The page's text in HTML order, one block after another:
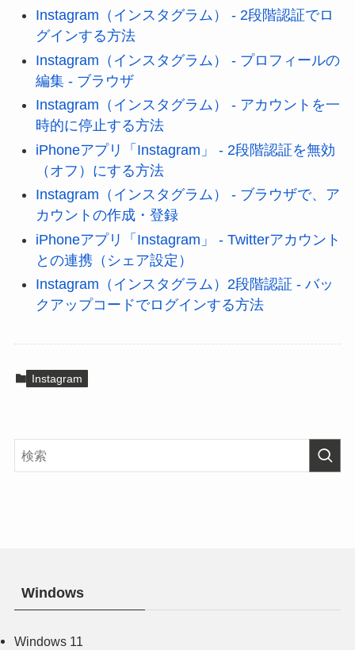
Instagram（インスタグラム） - 2段階認証でロ
グインする方法
Instagram（インスタグラム） - プロフィールの
編集 - ブラウザ
Instagram（インスタグラム） - アカウントを一
時的に停止する方法
iPhoneアプリ「Instagram」 - 2段階認証を無効
（オフ）にする方法
Instagram（インスタグラム） - ブラウザで、ア
カウントの作成・登録
iPhoneアプリ「Instagram」 - Twitterアカウント
との連携（シェア設定）
Instagram（インスタグラム）2段階認証 - バッ
クアップコードでログインする方法
Instagram
Windows
Windows 11